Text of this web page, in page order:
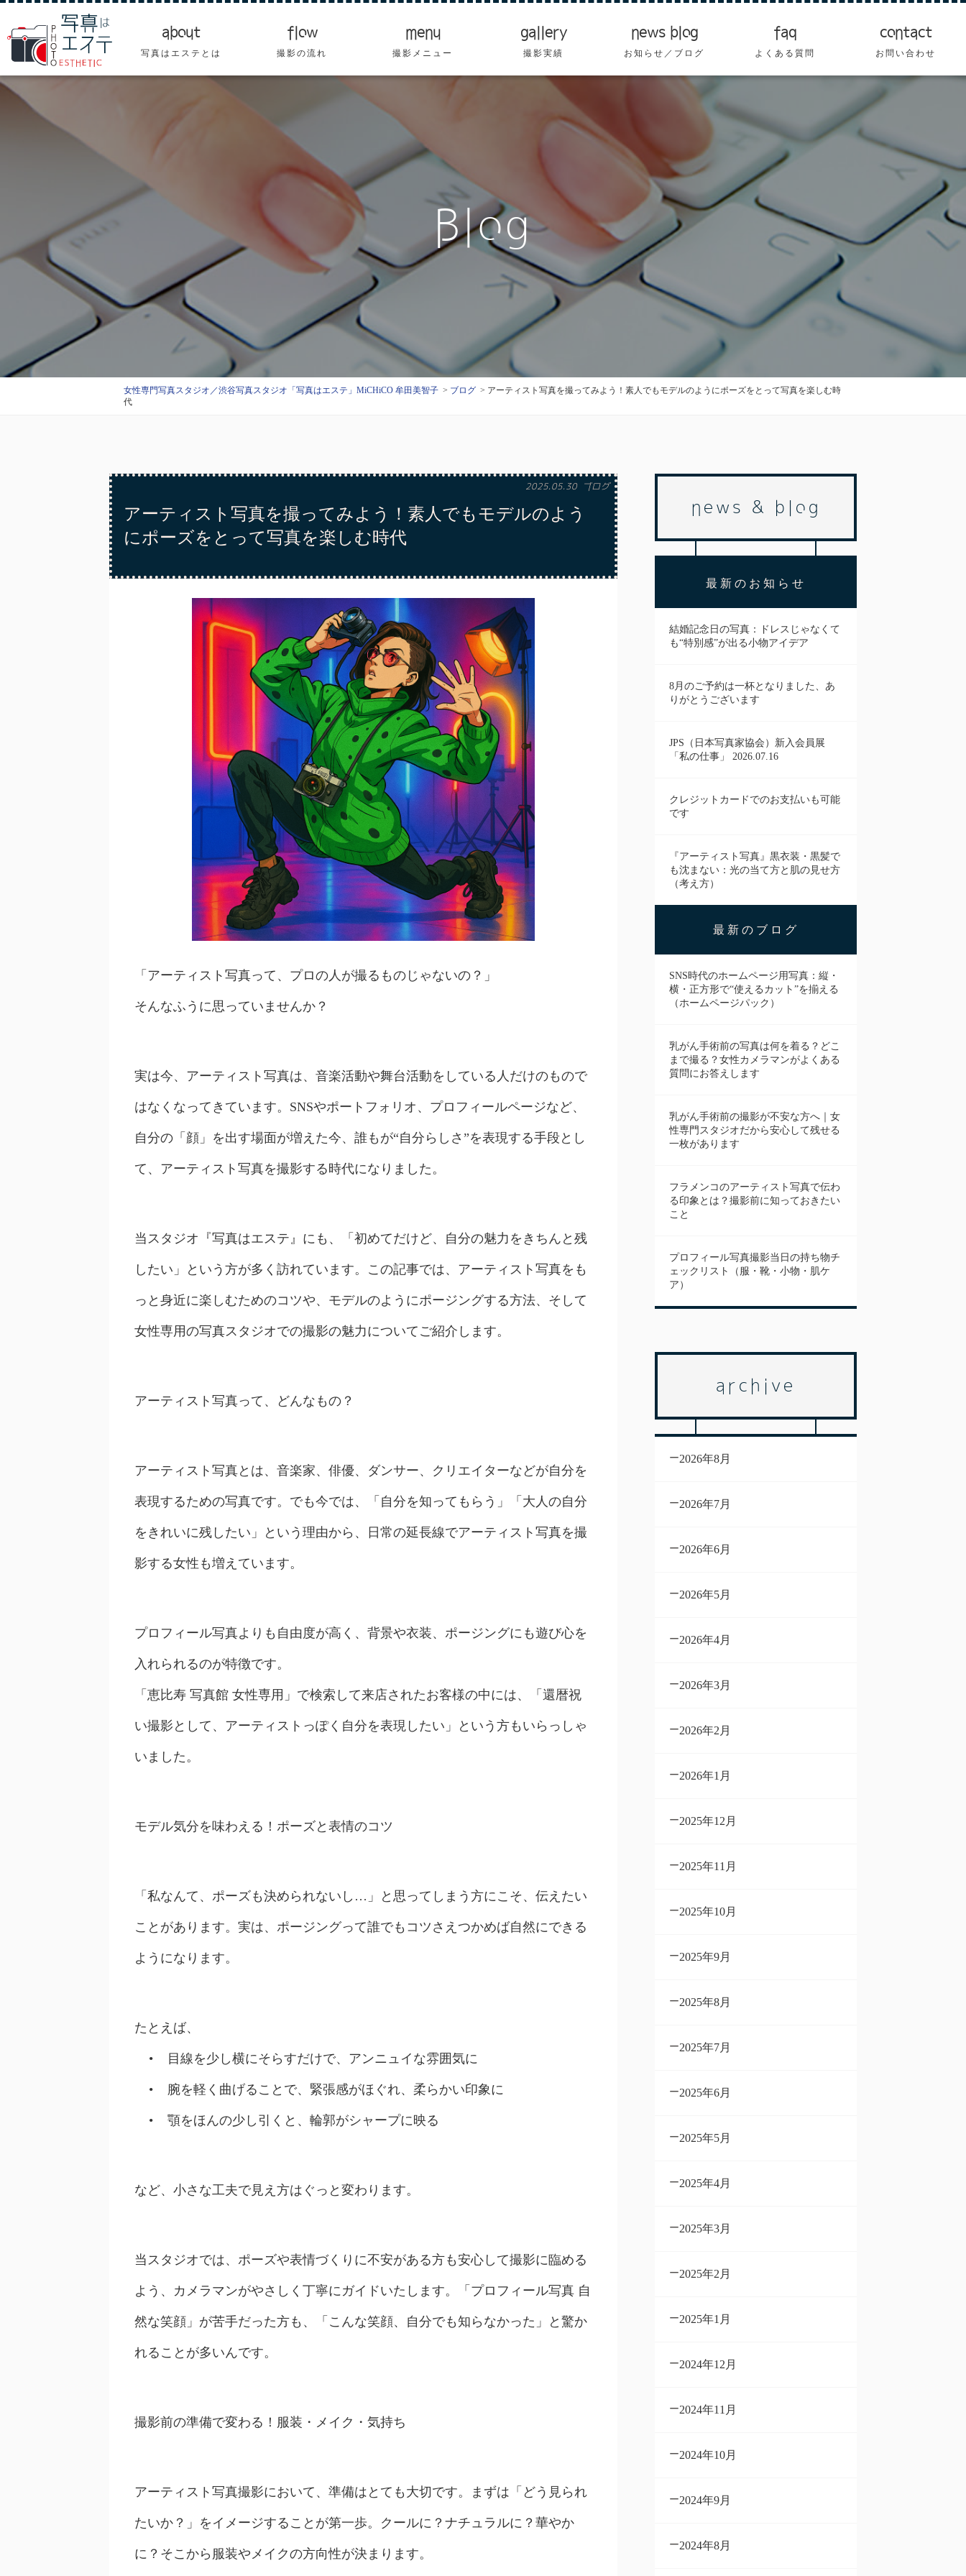
about
写真はエステとは
flow
撮影の流れ
menu
撮影メニュー
gallery
撮影実績
news blog
お知らせ／ブログ
faq
よくある質問
contact
お問い合わせ
Blog
女性専門写真スタジオ／渋谷写真スタジオ「写真はエステ」MiCHiCO 牟田美智子 ブログ
アーティスト写真を撮ってみよう！素人でもモデルのようにポーズをとって写真を楽しむ時
代
2025.05.30 ブログ
アーティスト写真を撮ってみよう！素人でもモデルのよう
にポーズをとって写真を楽しむ時代
「アーティスト写真って、プロの人が撮るものじゃないの？」
そんなふうに思っていませんか？
実は今、アーティスト写真は、音楽活動や舞台活動をしている人だけのもので
はなくなってきています。SNSやポートフォリオ、プロフィールページなど、
自分の「顔」を出す場面が増えた今、誰もが“自分らしさ”を表現する手段とし
て、アーティスト写真を撮影する時代になりました。
当スタジオ『写真はエステ』にも、「初めてだけど、自分の魅力をきちんと残
したい」という方が多く訪れています。この記事では、アーティスト写真をも
っと身近に楽しむためのコツや、モデルのようにポージングする方法、そして
女性専用の写真スタジオでの撮影の魅力についてご紹介します。
アーティスト写真って、どんなもの？
アーティスト写真とは、音楽家、俳優、ダンサー、クリエイターなどが自分を
表現するための写真です。でも今では、「自分を知ってもらう」「大人の自分
をきれいに残したい」という理由から、日常の延長線でアーティスト写真を撮
影する女性も増えています。
プロフィール写真よりも自由度が高く、背景や衣装、ポージングにも遊び心を
入れられるのが特徴です。
「恵比寿 写真館 女性専用」で検索して来店されたお客様の中には、「還暦祝
い撮影として、アーティストっぽく自分を表現したい」という方もいらっしゃ
いました。
モデル気分を味わえる！ポーズと表情のコツ
「私なんて、ポーズも決められないし…」と思ってしまう方にこそ、伝えたい
ことがあります。実は、ポージングって誰でもコツさえつかめば自然にできる
ようになります。
たとえば、
• 目線を少し横にそらすだけで、アンニュイな雰囲気に
• 腕を軽く曲げることで、緊張感がほぐれ、柔らかい印象に
• 顎をほんの少し引くと、輪郭がシャープに映る
など、小さな工夫で見え方はぐっと変わります。
当スタジオでは、ポーズや表情づくりに不安がある方も安心して撮影に臨める
よう、カメラマンがやさしく丁寧にガイドいたします。「プロフィール写真 自
然な笑顔」が苦手だった方も、「こんな笑顔、自分でも知らなかった」と驚か
れることが多いんです。
撮影前の準備で変わる！服装・メイク・気持ち
アーティスト写真撮影において、準備はとても大切です。まずは「どう見られ
たいか？」をイメージすることが第一歩。クールに？ナチュラルに？華やか
に？そこから服装やメイクの方向性が決まります。
news & blog
最新のお知らせ
結婚記念日の写真：ドレスじゃなくて
も“特別感”が出る小物アイデア
8月のご予約は一杯となりました、あ
りがとうございます
JPS（日本写真家協会）新入会員展
「私の仕事」 2026.07.16
クレジットカードでのお支払いも可能
です
『アーティスト写真』黒衣装・黒髪で
も沈まない：光の当て方と肌の見せ方
（考え方）
最新のブログ
SNS時代のホームページ用写真：縦・
横・正方形で“使えるカット”を揃える
（ホームページパック）
乳がん手術前の写真は何を着る？どこ
まで撮る？女性カメラマンがよくある
質問にお答えします
乳がん手術前の撮影が不安な方へ｜女
性専門スタジオだから安心して残せる
一枚があります
フラメンコのアーティスト写真で伝わ
る印象とは？撮影前に知っておきたい
こと
プロフィール写真撮影当日の持ち物チ
ェックリスト（服・靴・小物・肌ケ
ア）
archive
2026年8月
2026年7月
2026年6月
2026年5月
2026年4月
2026年3月
2026年2月
2026年1月
2025年12月
2025年11月
2025年10月
2025年9月
2025年8月
2025年7月
2025年6月
2025年5月
2025年4月
2025年3月
2025年2月
2025年1月
2024年12月
2024年11月
2024年10月
2024年9月
2024年8月